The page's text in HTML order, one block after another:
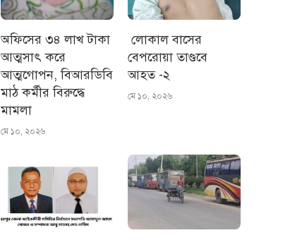
অফিসের ৩৪ লাখ টাকা
আত্মসাৎ করে
আত্মগোপন, বিআরডিবি
মাঠ কর্মীর বিরুদ্ধে
মামলা
মে ১০, ২০২৬
লোকাল বাসের
বেপরোয়া তাণ্ডবে
আহত -২
মে ১০, ২০২৬